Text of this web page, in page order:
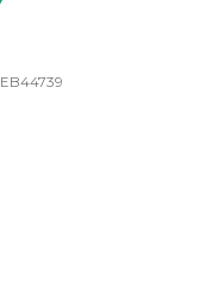
EB44739